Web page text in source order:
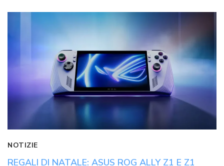
NOTIZIE
REGALI DI NATALE: ASUS ROG ALLY Z1 E Z1